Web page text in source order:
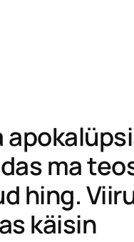
ma
hing.
käisin